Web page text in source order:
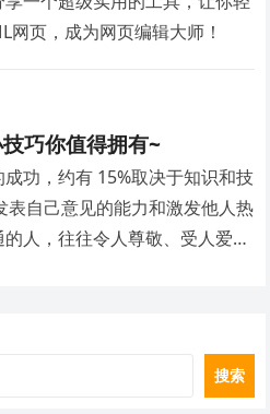
页，成为网页编辑大师！
巧你值得拥有~
功，约有 15%取决于知识和技
自己意见的能力和激发他人热
人，往往令人尊敬、受人爱
搜索